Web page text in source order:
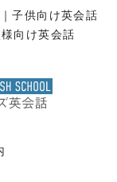
子供向け英会話
向け英会話